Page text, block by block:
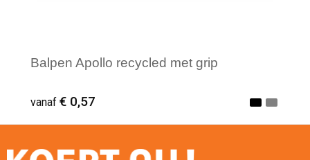
Balpen Apollo recycled met grip
vanaf € 0,57